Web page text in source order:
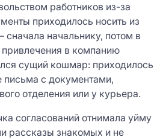
работников из-за
приходилось носить из
сначала начальнику, потом в
в компанию
сущий кошмар: приходилось
письма с документами,
отделения или у курьера.
согласований отнимала уйму
рассказы знакомых и не